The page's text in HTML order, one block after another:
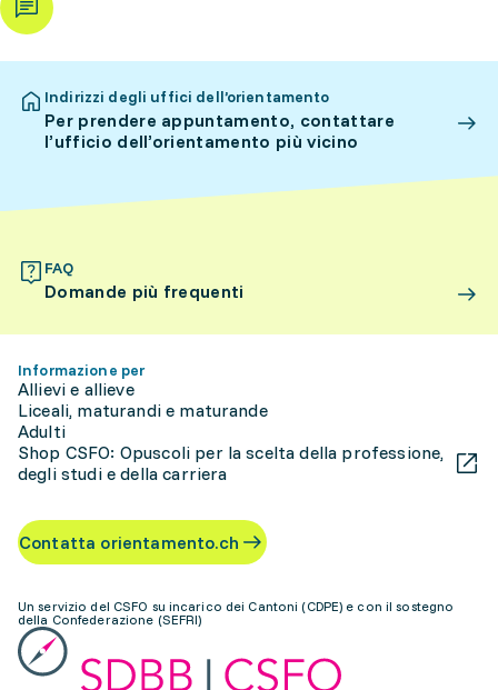
Indirizzi degli uffici dell’orientamento
Per prendere appuntamento, contattare
l’ufficio dell’orientamento più vicino
FAQ
Domande più frequenti
Informazione per
Allievi e allieve
Liceali, maturandi e maturande
Adulti
Shop CSFO: Opuscoli per la scelta della professione,
degli studi e della carriera
Contatta orientamento.ch
Un servizio del CSFO su incarico dei Cantoni (CDPE) e con il sostegno
della Confederazione (SEFRI)